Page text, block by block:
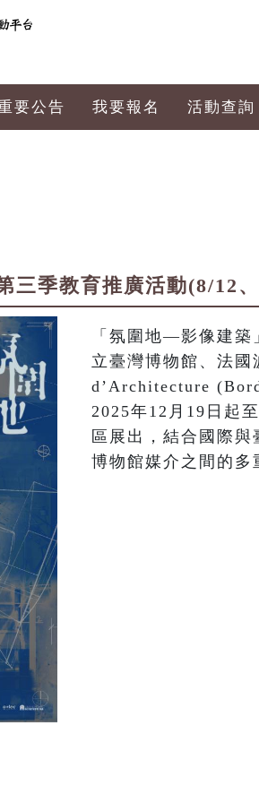
要公告 我要報名 活動查詢
三季教育推廣活動(8/12
「氛圍地—影像建築
立臺灣博物館、法
d’Architecture
2025年12月19日起
區展出，結合國際
博物館媒介之間的多